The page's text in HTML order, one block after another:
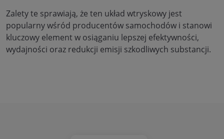
Zalety te sprawiają, że ten układ wtryskowy jest
popularny wśród producentów samochodów i stanowi
kluczowy element w osiąganiu lepszej efektywności,
wydajności oraz redukcji emisji szkodliwych substancji.